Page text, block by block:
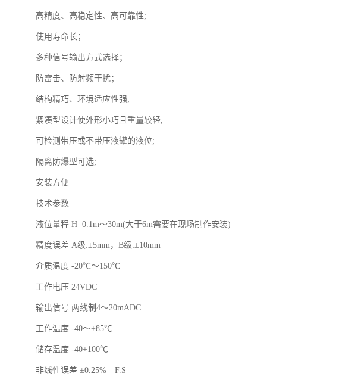
高精度、高稳定性、高可靠性;
使用寿命长；
多种信号输出方式选择；
防雷击、防射频干扰；
结构精巧、环境适应性强;
紧凑型设计使外形小巧且重量较轻;
可检测带压或不带压液罐的液位;
隔离防爆型可选;
安装方便
技术参数
液位量程 H=0.1m～30m(大于6m需要在现场制作安装)
精度误差 A级:±5mm，B级:±10mm
介质温度 -20℃～150℃
工作电压 24VDC
输出信号 两线制4～20mADC
工作温度 -40～+85℃
储存温度 -40+100℃
非线性误差 ±0.25% F.S